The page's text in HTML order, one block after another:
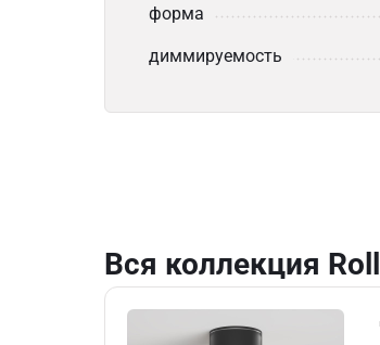
форма
диммируемость
Вся коллекция Roll